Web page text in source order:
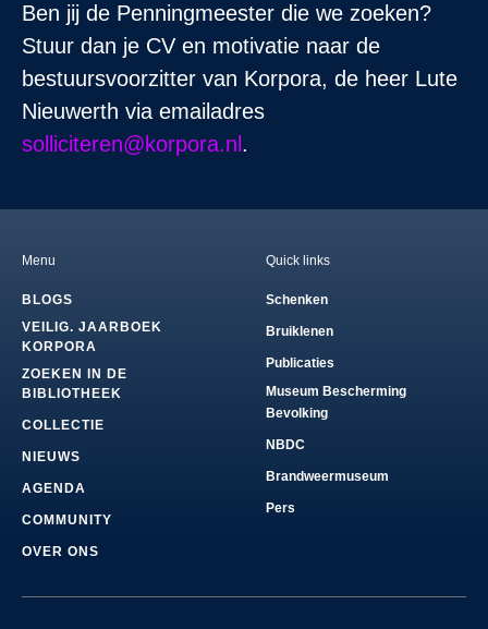
Ben jij de Penningmeester die we zoeken?
Stuur dan je CV en motivatie naar de
bestuursvoorzitter van Korpora, de heer Lute
Nieuwerth via emailadres
solliciteren@korpora.nl .
Menu
BLOGS
VEILIG. JAARBOEK
KORPORA
ZOEKEN IN DE
BIBLIOTHEEK
COLLECTIE
NIEUWS
AGENDA
COMMUNITY
OVER ONS
Quick links
Schenken
Bruiklenen
Publicaties
Museum Bescherming
Bevolking
NBDC
Brandweermuseum
Pers